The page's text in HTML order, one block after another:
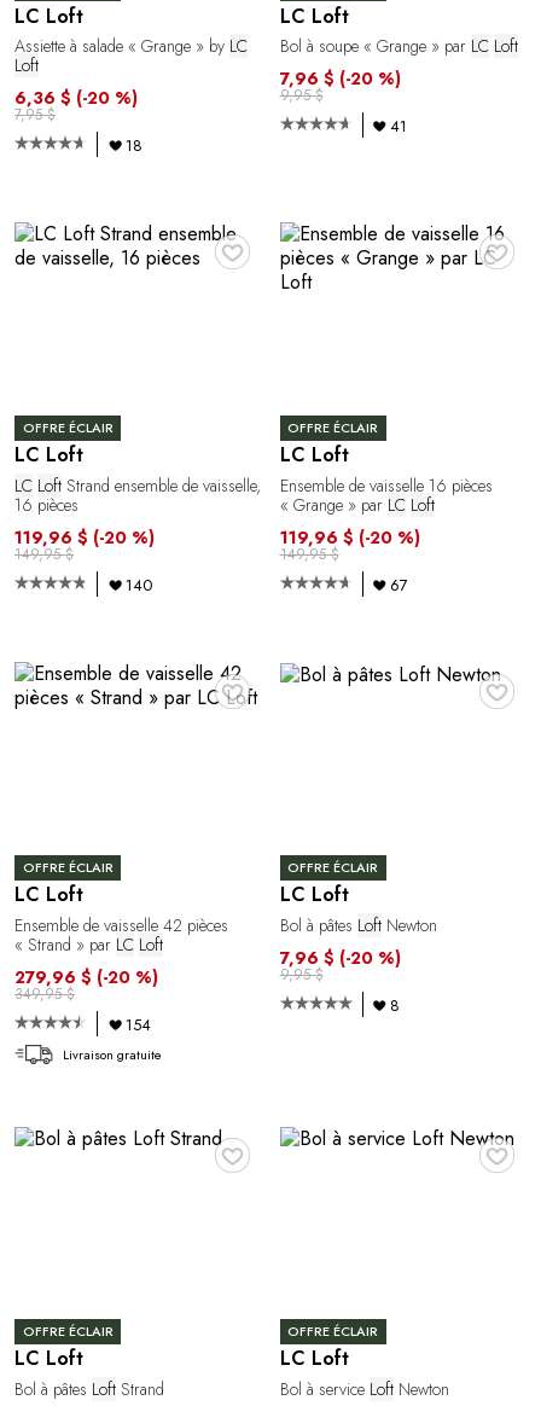
LC Loft
Assiette à salade « Grange » by LC
Loft
6,36 $ (-20 %)
7,95 $
18
LC Loft
Bol à soupe « Grange » par LC Loft
7,96 $ (-20 %)
9,95 $
41
♥
OFFRE ÉCLAIR
LC Loft
LC Loft Strand ensemble de vaisselle,
16 pièces
119,96 $ (-20 %)
149,95 $
140
♥
OFFRE ÉCLAIR
LC Loft
Ensemble de vaisselle 16 pièces
« Grange » par LC Loft
119,96 $ (-20 %)
149,95 $
67
♥
OFFRE ÉCLAIR
LC Loft
Ensemble de vaisselle 42 pièces
« Strand » par LC Loft
279,96 $ (-20 %)
349,95 $
154
Livraison gratuite
♥
OFFRE ÉCLAIR
LC Loft
Bol à pâtes LoftNewton
7,96 $ (-20 %)
9,95 $
8
♥
OFFRE ÉCLAIR
LC Loft
Bol à pâtes Loft Strand
♥
OFFRE ÉCLAIR
LC Loft
Bol à service LoftNewton